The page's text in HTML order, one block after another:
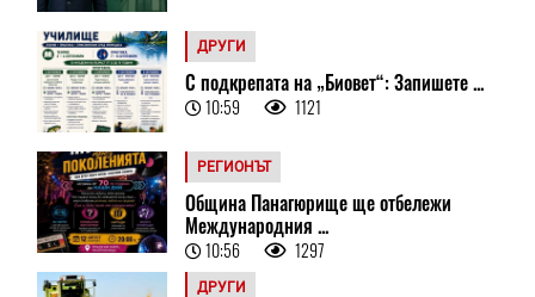
ДРУГИ
С подкрепата на „Биовет“: Запишете ...
10:59 1121
РЕГИОНЪТ
Община Панагюрище ще отбележи
Международния ...
10:56 1297
ДРУГИ